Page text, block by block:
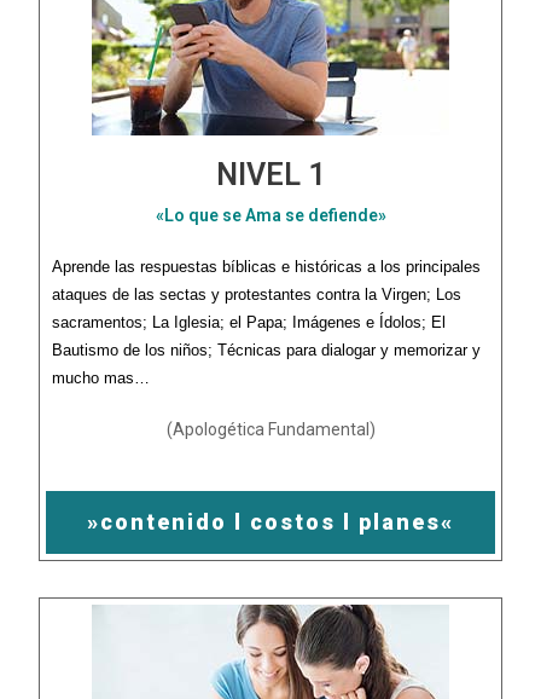
NIVEL 1
«Lo que se Ama se defiende»
Aprende las respuestas bíblicas e históricas a los principales
ataques de las sectas y protestantes contra la Virgen; Los
sacramentos; La Iglesia; el Papa; Imágenes e Ídolos; El
Bautismo de los niños; Técnicas para dialogar y memorizar y
mucho mas…
(Apologética Fundamental)
»contenido l costos l planes«